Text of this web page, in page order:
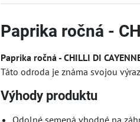
Paprika ročná -
Paprika ročná - CHILLI DI
Táto odroda je známa svojou
Výhody produktu
Odolné semená vhodné na